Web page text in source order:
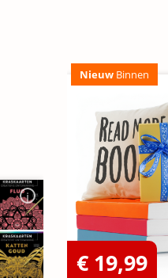
Nieuw Binnen
€ 19,99